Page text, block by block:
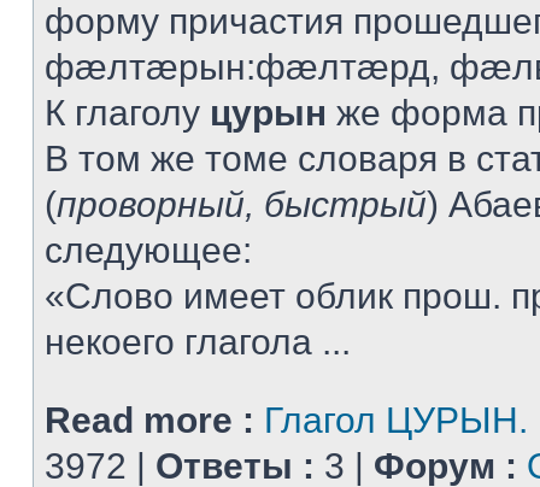
форму причастия
фæлтæрын:фæлтæрд,
К глаголу цурын же форма
В том же томе словаря в
(проворный, быстрый)
следующее:
«Слово имеет облик прош.
некоего глагола ...
Read more : Глагол ЦУРЫН.
3972 | Ответы : 3 | Форум :